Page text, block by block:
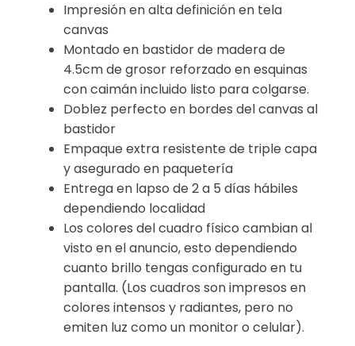
Impresión en alta definición en tela
canvas
Montado en bastidor de madera de
4.5cm de grosor reforzado en esquinas
con caimán incluido listo para colgarse.
Doblez perfecto en bordes del canvas al
bastidor
Empaque extra resistente de triple capa
y asegurado en paquetería
Entrega en lapso de 2 a 5 días hábiles
dependiendo localidad
Los colores del cuadro físico cambian al
visto en el anuncio, esto dependiendo
cuanto brillo tengas configurado en tu
pantalla. (Los cuadros son impresos en
colores intensos y radiantes, pero no
emiten luz como un monitor o celular).